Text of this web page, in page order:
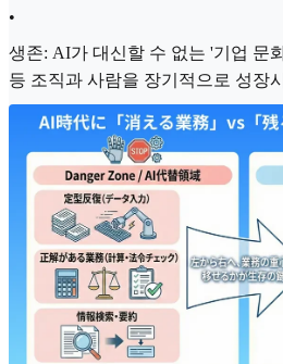
•
생존: AI가 대신할 수 없는 '기업 문
등 조직과 사람을 장기적으로 성장